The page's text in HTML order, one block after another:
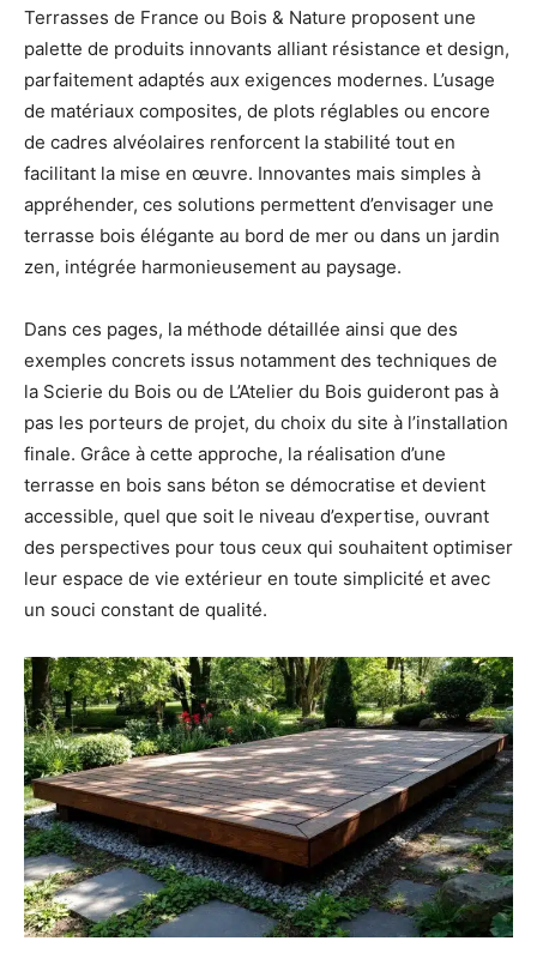
Terrasses de France ou Bois & Nature proposent une
palette de produits innovants alliant résistance et design,
parfaitement adaptés aux exigences modernes. L’usage
de matériaux composites, de plots réglables ou encore
de cadres alvéolaires renforcent la stabilité tout en
facilitant la mise en œuvre. Innovantes mais simples à
appréhender, ces solutions permettent d’envisager une
terrasse bois élégante au bord de mer ou dans un jardin
zen, intégrée harmonieusement au paysage.
Dans ces pages, la méthode détaillée ainsi que des
exemples concrets issus notamment des techniques de
la Scierie du Bois ou de L’Atelier du Bois guideront pas à
pas les porteurs de projet, du choix du site à l’installation
finale. Grâce à cette approche, la réalisation d’une
terrasse en bois sans béton se démocratise et devient
accessible, quel que soit le niveau d’expertise, ouvrant
des perspectives pour tous ceux qui souhaitent optimiser
leur espace de vie extérieur en toute simplicité et avec
un souci constant de qualité.